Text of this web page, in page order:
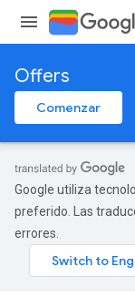
Offers
Comenzar
Google utiliza
preferido. Las
errores.